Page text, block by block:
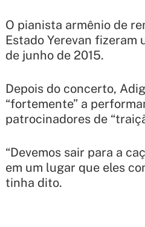
O pianista armênio de
Estado Yerevan fizeram
de junho de 2015.
Depois do concerto,
“fortemente” a
patrocinadores de
“Devemos sair para a
em um lugar que eles
tinha dito.